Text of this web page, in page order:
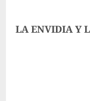
LA ENVIDIA Y